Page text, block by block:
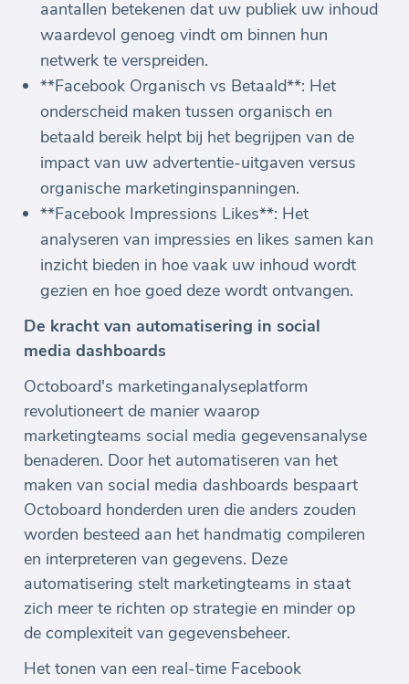
aantallen betekenen dat uw publiek uw inhoud
waardevol genoeg vindt om binnen hun
netwerk te verspreiden.
**Facebook Organisch vs Betaald**: Het
onderscheid maken tussen organisch en
betaald bereik helpt bij het begrijpen van de
impact van uw advertentie-uitgaven versus
organische marketinginspanningen.
**Facebook Impressions Likes**: Het
analyseren van impressies en likes samen kan
inzicht bieden in hoe vaak uw inhoud wordt
gezien en hoe goed deze wordt ontvangen.
De kracht van automatisering in social
media dashboards
Octoboard's marketinganalyseplatform
revolutioneert de manier waarop
marketingteams social media gegevensanalyse
benaderen. Door het automatiseren van het
maken van social media dashboards bespaart
Octoboard honderden uren die anders zouden
worden besteed aan het handmatig compileren
en interpreteren van gegevens. Deze
automatisering stelt marketingteams in staat
zich meer te richten op strategie en minder op
de complexiteit van gegevensbeheer.
Het tonen van een real-time Facebook